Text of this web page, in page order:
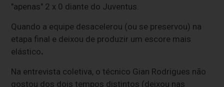
"apenas" 2 x 0 diante do Juventus.
Quando a equipe desacelerou (ou se preservou) na
etapa final e deixou de produzir um escore mais
elástico.
Na entrevista coletiva, o técnico Gian Rodrigues não
gostou dos dois tempos distintos (deixou nas